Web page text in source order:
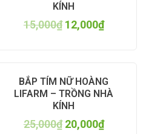
KÍNH
15,000₫ 12,000₫
BẮP TÍM NỮ HOÀNG
LIFARM – TRỒNG NHÀ
KÍNH
25,000₫ 20,000₫